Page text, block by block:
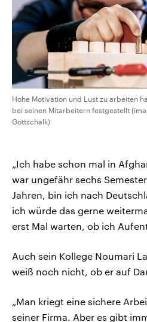
Hohe Motivation und Lust zu arbeiten
bei seinen Mitarbeitern festgestellt
Gottschalk)
„Ich habe schon mal in
war ungefähr sechs
Jahren, bin ich nach
ich würde das gerne
erst Mal warten, ob ich
Auch sein Kollege Noumari
weiß noch nicht, ob er auf
„Man kriegt eine sichere
seiner Firma. Aber es gibt